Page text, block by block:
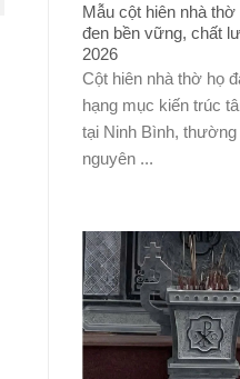
Mẫu cột hiên nhà thờ
đen bền vững, chất
2026
Cột hiên nhà thờ họ
hạng mục kiến trúc
tại Ninh Bình,
nguyên ...